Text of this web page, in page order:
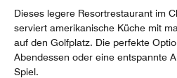
Dieses legere Resortrestaurant im
serviert amerikanische Küche mit
auf den Golfplatz. Die perfekte
Abendessen oder eine entspannte
Spiel.